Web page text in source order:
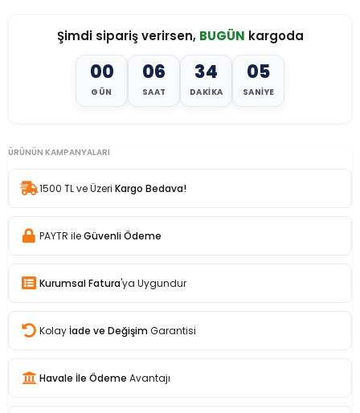
Şimdi sipariş verirsen, BUGÜN kargoda
00
GÜN
06
SAAT
34
DAKIKA
03
SANIYE
ÜRÜNÜN KAMPANYALARI
1500 TL ve Üzeri Kargo Bedava!
PAYTR ileGüvenli Ödeme
Kurumsal Fatura'ya Uygundur
Kolay İade ve Değişim Garantisi
Havale İle Ödeme Avantajı